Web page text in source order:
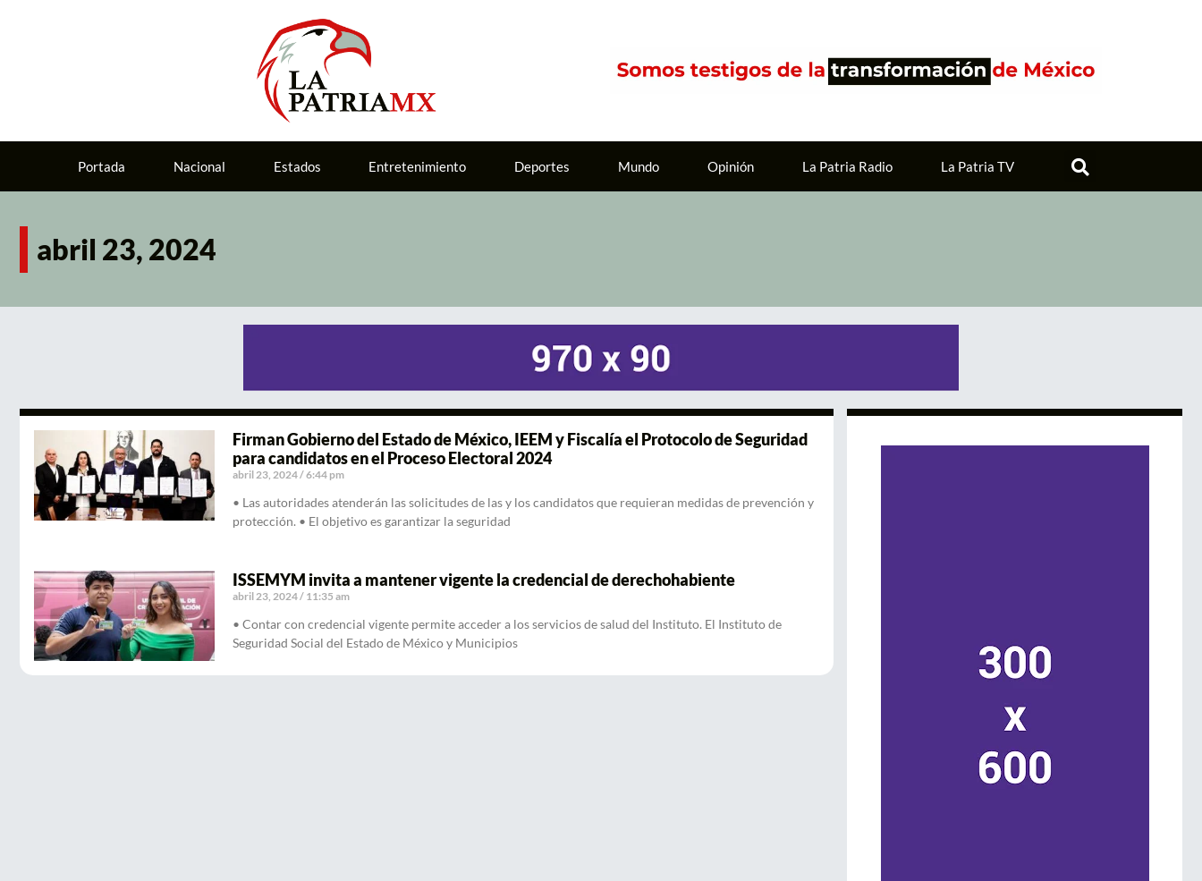
Portada Nacional Estados Entretenimiento Deportes Mundo Opinión La Patria Radio La Patria TV
abril 23, 2024
Firman Gobierno del Estado de México, IEEM y Fiscalía el Protocolo de Seguridad
para candidatos en el Proceso Electoral 2024
abril 23, 2024 6:44 pm
• Las autoridades atenderán las solicitudes de las y los candidatos que requieran medidas de prevención y
protección. • El objetivo es garantizar la seguridad
ISSEMYM invita a mantener vigente la credencial de derechohabiente
abril 23, 2024 11:35 am
• Contar con credencial vigente permite acceder a los servicios de salud del Instituto. El Instituto de
Seguridad Social del Estado de México y Municipios